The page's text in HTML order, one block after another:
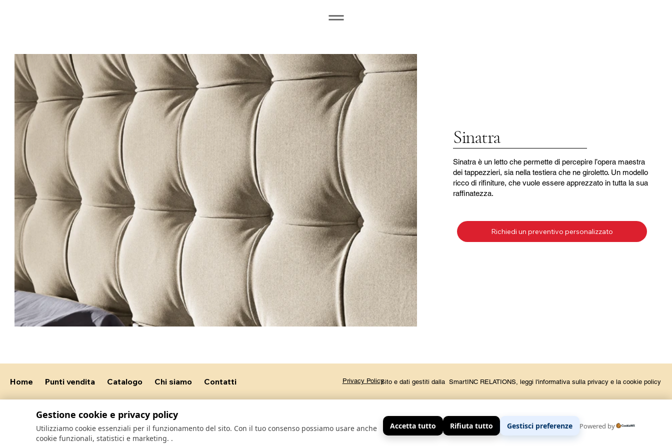
Sinatra
Sinatra è un letto che permette di percepire l’opera maestra
dei tappezzieri, sia nella testiera che ne giroletto. Un modello
ricco di rifiniture, che vuole essere apprezzato in tutta la sua
raffinatezza.
Richiedi un preventivo personalizzato
Home Punti vendita Catalogo Chi siamo Contatti Privacy PolicySito e dati gestiti dalla SmartINC RELATIONS, leggi l'informativa sulla privacy e la cookie policy
Gestione cookie e privacy policy
Utilizziamo cookie essenziali per il funzionamento del sito. Con il tuo consenso possiamo usare anche
cookie funzionali, statistici e marketing. .
Accetta tutto Rifiuta tutto Gestisci preferenze Powered by